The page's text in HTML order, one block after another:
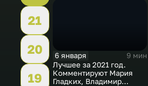
21
20
19
6 января
9 мин
Лучшее за 2021 год.
Комментируют Мария
Гладких, Владимир